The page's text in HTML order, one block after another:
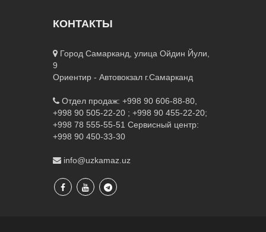
КОНТАКТЫ
Город Самарканд, улица Ойдин Йули,
9
Ориентир - Автовокзал г.Самарканд
Отдел продаж: +998 90 606-88-80,
+998 90 505-22-20 ; +998 90 455-22-20;
+998 78 555-55-51 Сервисный центр:
+998 90 450-33-30
info@uzkamaz.uz